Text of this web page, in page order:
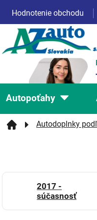
Hodnotenie obchodu
Autopoťahy
Autodoplnky
2017 -
súčasnosť